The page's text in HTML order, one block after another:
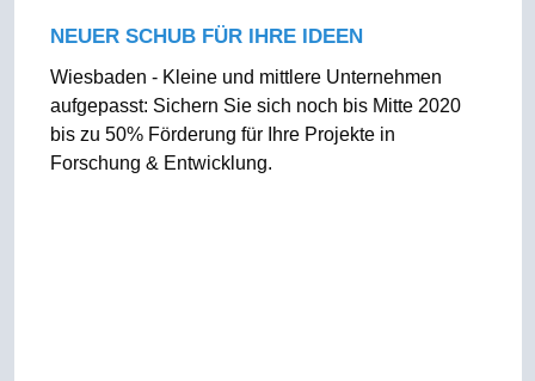
NEUER SCHUB FÜR IHRE IDEEN
Wiesbaden - Kleine und mittlere Unternehmen
aufgepasst: Sichern Sie sich noch bis Mitte 2020
bis zu 50% Förderung für Ihre Projekte in
Forschung & Entwicklung.